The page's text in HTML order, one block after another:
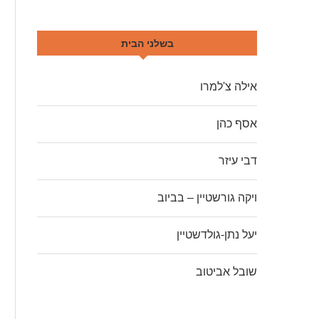
בשלני הבית
אילה צ'למרו
אסף כהן
דבי עיזר
ויקה גורשטיין – בביוב
יעל נתן-גולדשטיין
שובל אביטוב